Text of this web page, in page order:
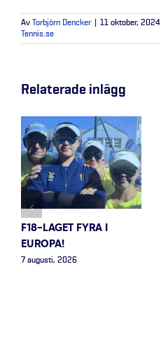
Av Torbjörn Dencker 11 oktober, 2024
Tennis.se
Relaterade inlägg
F18-LAGET FYRA I
EUROPA!
7 augusti, 2026